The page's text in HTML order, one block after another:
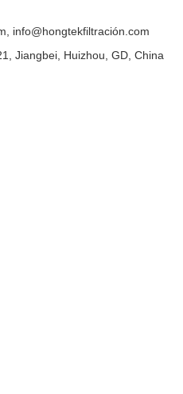
, info@hongtekfiltración.com
Jiangbei, Huizhou, GD, China